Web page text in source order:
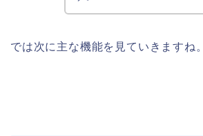
では次に主な機能を見ていきますね。